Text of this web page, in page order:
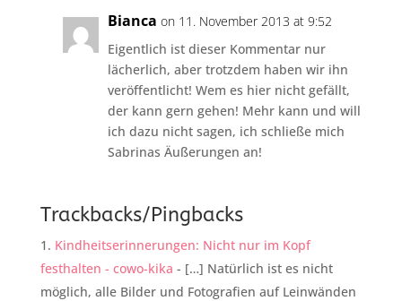
Bianca on 11. November 2013 at 9:52
Eigentlich ist dieser Kommentar nur
lächerlich, aber trotzdem haben wir ihn
veröffentlicht! Wem es hier nicht gefällt,
der kann gern gehen! Mehr kann und will
ich dazu nicht sagen, ich schließe mich
Sabrinas Äußerungen an!
Trackbacks/Pingbacks
Kindheitserinnerungen: Nicht nur im Kopf
festhalten - cowo-kika - […] Natürlich ist es nicht
möglich, alle Bilder und Fotografien auf Leinwänden